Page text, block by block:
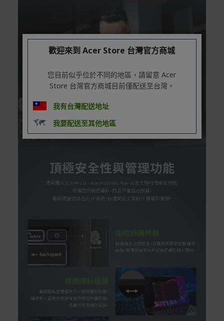
歡迎來到 Acer Store 台灣官方商城
您目前似乎位於不同的地區，請留意 Acer
Store 台灣官方商城目前僅配送至台灣。
我有台灣配送地址
我要配送至其他地區